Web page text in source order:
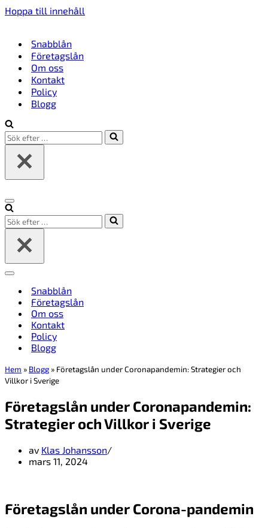
Hoppa till innehåll
Snabblån
Företagslån
Om oss
Kontakt
Policy
Blogg
Sök
efter
Navigeringsmeny
Sök
efter
Navigeringsmeny
Snabblån
Företagslån
Om oss
Kontakt
Policy
Blogg
Hem » Blogg » Företagslån under Coronapandemin: Strategier och
Villkor i Sverige
Företagslån under Coronapandemin:
Strategier och Villkor i Sverige
av Klas Johansson
mars 11, 2024
Företagslån under Corona-pandemin